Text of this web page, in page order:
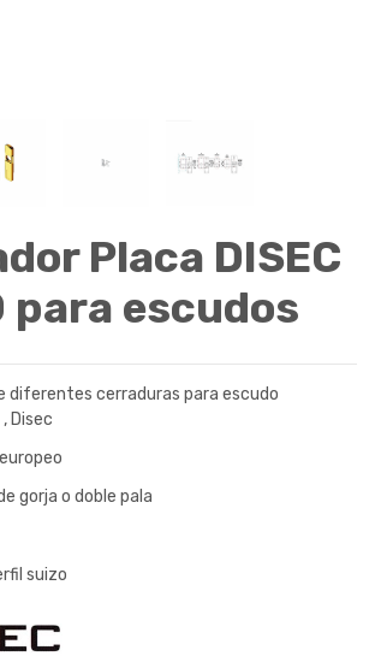
Placa DISEC
para escudos
diferentes cerraduras para escudo
Disec
gorja o doble pala
suizo